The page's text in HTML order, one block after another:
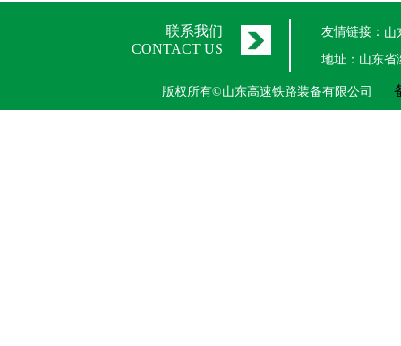
联系我们
CONTACT US
友情链接： 山
地址：山东省
版权所有©山东高速铁路装备有限公司